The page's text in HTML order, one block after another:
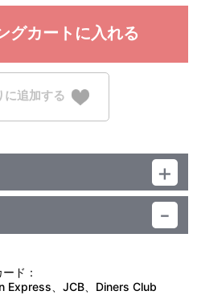
グカートに入れる
に追加する
ド：
Express、JCB、Diners Club